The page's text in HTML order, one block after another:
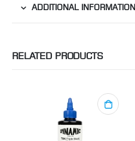
ADDITIONAL INFORMATION
RELATED PRODUCTS